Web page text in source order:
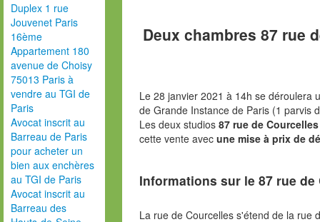
Duplex 1 rue
Jouvenet Paris
16ème
Appartement 180
avenue de Choisy
75013 Paris à
vendre au TGI de
Paris
Avocat inscrit au
Barreau de Paris
pour acheter un
bien aux enchères
au TGI de Paris
Avocat inscrit au
Barreau des
Deux chambres 87 rue
Le 28 janvier 2021 à 14h se déroulera
de Grande Instance de Paris (1 parvis
Les deux studios 87 rue de
cette vente avec une mise à prix de
Informations sur le 87 rue de
La rue de Courcelles s'étend de la rue